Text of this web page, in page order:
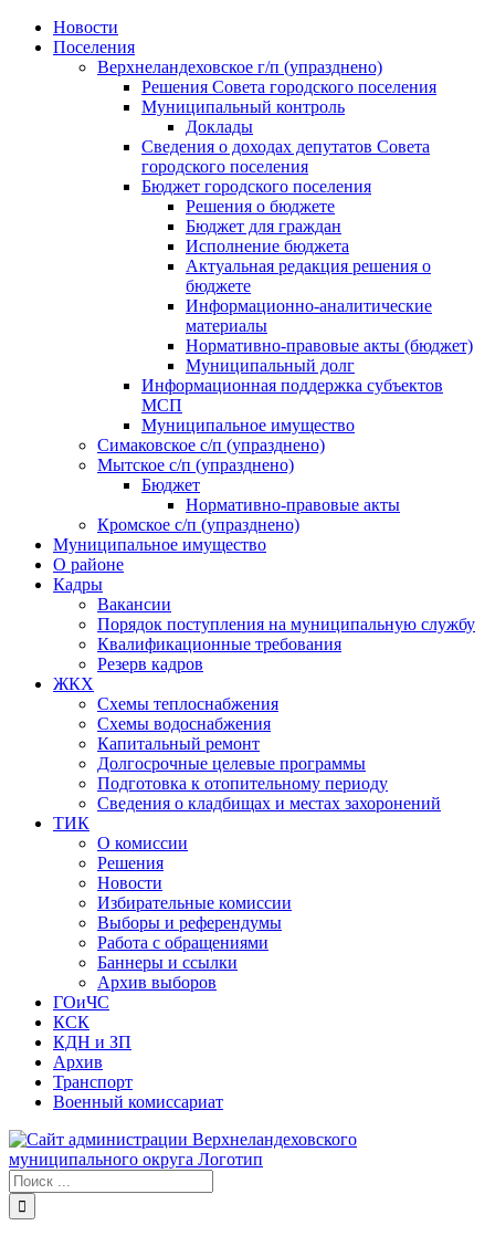
Skip
Новости
Поселения
Верхнеландеховское г/п (упразднено)
Решения Совета городского поселения
Муниципальный контроль
Доклады
Сведения о доходах депутатов Совета
городского поселения
Бюджет городского поселения
Решения о бюджете
Бюджет для граждан
Исполнение бюджета
Актуальная редакция решения о
бюджете
Информационно-аналитические
материалы
Нормативно-правовые акты (бюджет)
Муниципальный долг
Информационная поддержка субъектов
МСП
Муниципальное имущество
Симаковское с/п (упразднено)
Мытское с/п (упразднено)
Бюджет
Нормативно-правовые акты
Кромское с/п (упразднено)
Муниципальное имущество
О районе
Кадры
Вакансии
Порядок поступления на муниципальную службу
Квалификационные требования
Резерв кадров
ЖКХ
Схемы теплоснабжения
Схемы водоснабжения
Капитальный ремонт
Долгосрочные целевые программы
Подготовка к отопительному периоду
Сведения о кладбищах и местах захоронений
ТИК
О комиссии
Решения
Новости
Избирательные комиссии
Выборы и референдумы
Работа с обращениями
Баннеры и ссылки
Архив выборов
ГОиЧС
КСК
КДН и ЗП
Архив
Транспорт
Военный комиссариат
Результат
поиска: